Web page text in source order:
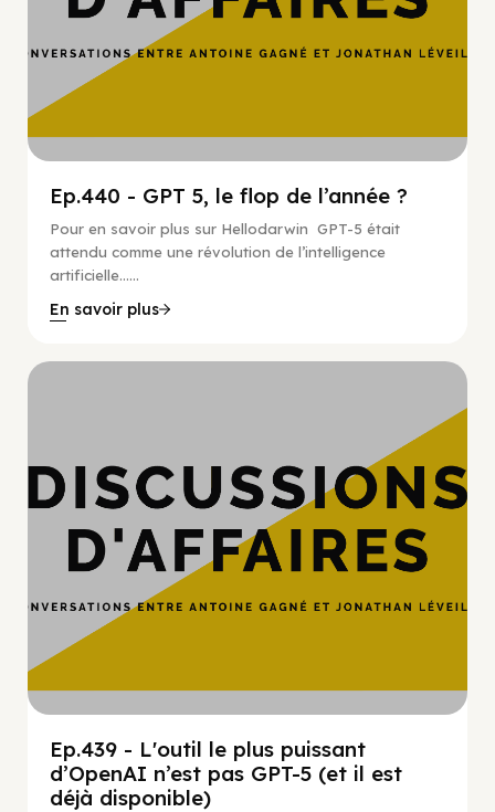
Ep.440 - GPT 5, le flop de l’année ?
Pour en savoir plus sur Hellodarwin GPT-5 était
attendu comme une révolution de l’intelligence
artificielle…...
En savoir plus
Ep.439 - L'outil le plus puissant
d’OpenAI n’est pas GPT-5 (et il est
déjà disponible)